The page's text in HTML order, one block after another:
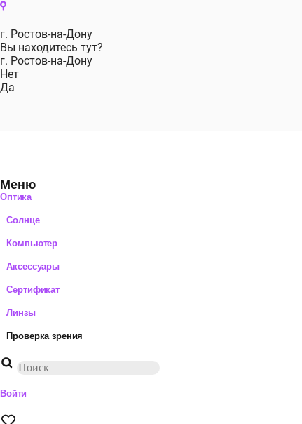
Перейти
содержимому
г. Ростов-на-Дону
Вы находитесь тут?
г. Ростов-на-Дону
Нет
Да
Меню
Оптика
Солнце
Компьютер
Аксессуары
Сертификат
Линзы
Проверка зрения
Поиск
товаров
Войти